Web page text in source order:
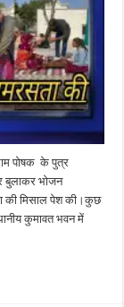
पोषक के पुत्र
बुलाकर भोजन
की मिसाल पेश की।कुछ
कुमावत भवन में